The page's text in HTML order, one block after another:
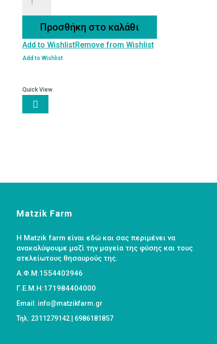
Evening
12x1.5g
Thamma
Προσθήκη στο καλάθι
Add to WishlistRemove from Wishlist
Add to Wishlist
Quick View

Matzik Farm
Η Matzik farm είναι εδώ και σας περιμένει να
ανακαλύψουμε μαζί την μαγεία της φύσης και τους
ατελείωτους θησαυρούς της.
Α.Φ.Μ:1554403946
Γ.Ε.Μ.Η:171984404000
Email: info@matzikfarm.gr
Τηλ: 2311279142 | 6986181857